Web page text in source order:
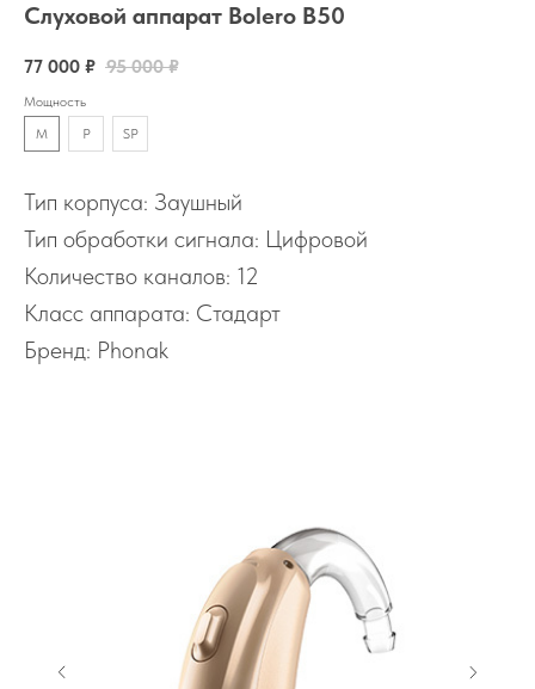
Слуховой аппарат Bolero B50
77 000 ₽ 95 000 ₽
Мощность
M
P SP
Тип корпуса: Заушный
Тип обработки сигнала: Цифровой
Количество каналов: 12
Класс аппарата: Стадарт
Бренд: Phonak